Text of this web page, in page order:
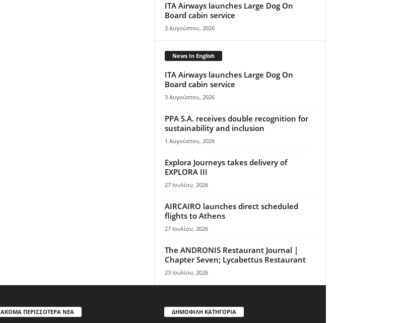
ITA Airways launches Large Dog On
Board cabin service
3 Αυγούστου, 2026
News In English
ITA Airways launches Large Dog On
Board cabin service
3 Αυγούστου, 2026
PPA S.A. receives double recognition for
sustainability and inclusion
1 Αυγούστου, 2026
Explora Journeys takes delivery of
EXPLORA III
27 Ιουλίου, 2026
AIRCAIRO launches direct scheduled
flights to Athens
27 Ιουλίου, 2026
The ANDRONIS Restaurant Journal |
Chapter Seven; Lycabettus Restaurant
23 Ιουλίου, 2026
ΑΚΟΜΑ ΠΕΡΙΣΣΟΤΕΡΑ ΝΕΑ ΔΗΜΟΦΙΛΗ ΚΑΤΗΓΟΡΙΑ